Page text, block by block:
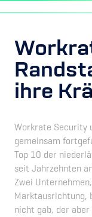
ihre
Workrate Security
gemeinsam
Top 10 der
seit Jahrzehnten
Zwei
Marktausrichtung,
nicht gab, der